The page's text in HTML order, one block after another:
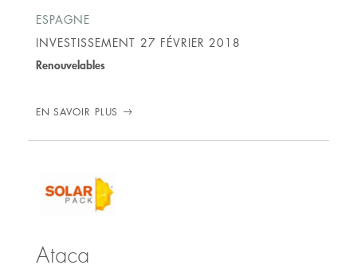
ESPAGNE
INVESTISSEMENT 27 FÉVRIER 2018
Renouvelables
EN SAVOIR PLUS
Ataca